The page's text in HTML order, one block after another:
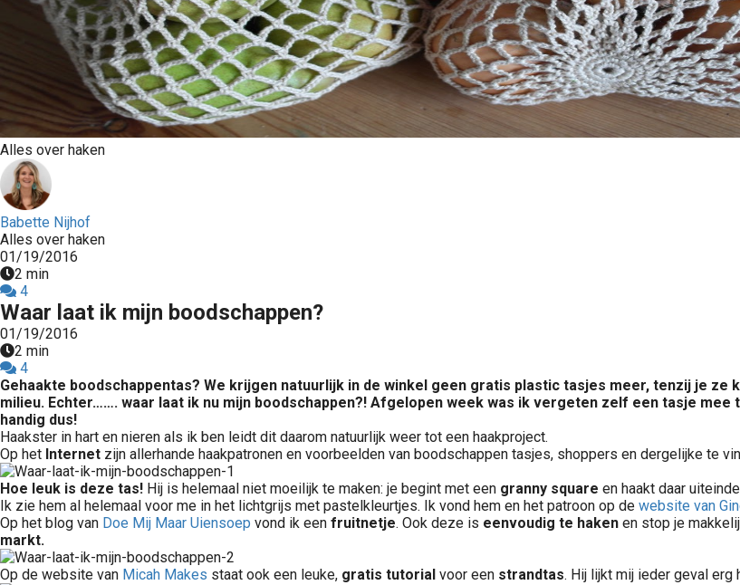
Alles over haken
Babette Nijhof
Alles over haken
01/19/2016
2 min
4
Waar laat ik mijn boodschappen?
01/19/2016
2 min
4
Gehaakte boodschappentas? We krijgen natuurlijk in de winkel geen gratis plastic tasjes meer, tenzij je
milieu. Echter……. waar laat ik nu mijn boodschappen?! Afgelopen week was ik vergeten zelf een tasje
handig dus!
Haakster in hart en nieren als ik ben leidt dit daarom natuurlijk weer tot een haakproject.
Op het Internet zijn allerhande haakpatronen en voorbeelden van boodschappen tasjes, shoppers en dergelijke te
Hoe leuk is deze tas! Hij is helemaal niet moeilijk te maken: je begint met een granny square en haakt daar
Ik zie hem al helemaal voor me in het lichtgrijs met pastelkleurtjes. Ik vond hem en het patroon op de website van
Op het blog van Doe Mij Maar Uiensoep vond ik een fruitnetje. Ook deze is eenvoudig te haken en stop je
markt.
Op de website van Micah Makes staat ook een leuke, gratis tutorial voor een strandtas. Hij lijkt mij ieder geval erg